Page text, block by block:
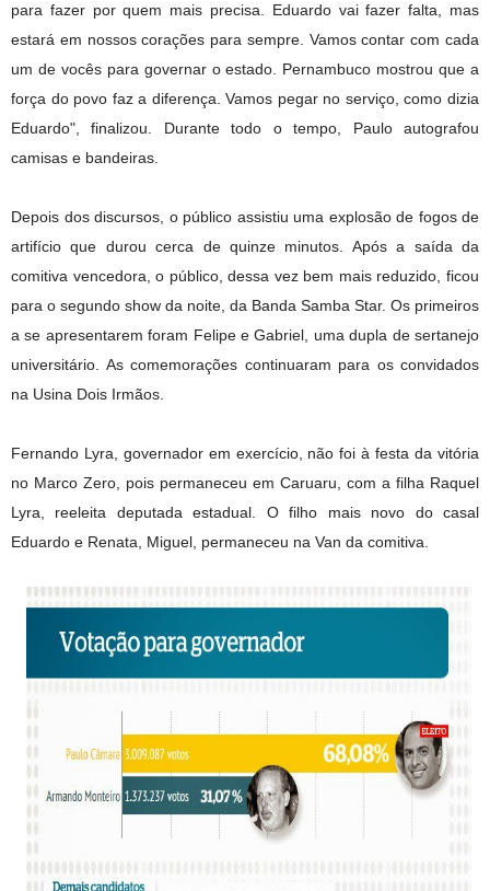
para fazer por quem mais precisa. Eduardo vai fazer falta, mas
estará em nossos corações para sempre. Vamos contar com cada
um de vocês para governar o estado. Pernambuco mostrou que a
força do povo faz a diferença. Vamos pegar no serviço, como dizia
Eduardo", finalizou. Durante todo o tempo, Paulo autografou
camisas e bandeiras.
Depois dos discursos, o público assistiu uma explosão de fogos de
artifício que durou cerca de quinze minutos. Após a saída da
comitiva vencedora, o público, dessa vez bem mais reduzido, ficou
para o segundo show da noite, da Banda Samba Star. Os primeiros
a se apresentarem foram Felipe e Gabriel, uma dupla de sertanejo
universitário. As comemorações continuaram para os convidados
na Usina Dois Irmãos.
Fernando Lyra, governador em exercício, não foi à festa da vitória
no Marco Zero, pois permaneceu em Caruaru, com a filha Raquel
Lyra, reeleita deputada estadual. O filho mais novo do casal
Eduardo e Renata, Miguel, permaneceu na Van da comitiva.